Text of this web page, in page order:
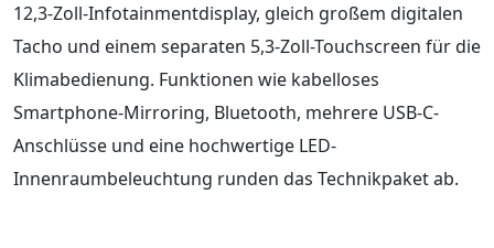
12,3-Zoll-Infotainmentdisplay, gleich großem digitalen
Tacho und einem separaten 5,3-Zoll-Touchscreen für die
Klimabedienung. Funktionen wie kabelloses
Smartphone-Mirroring, Bluetooth, mehrere USB-C-
Anschlüsse und eine hochwertige LED-
Innenraumbeleuchtung runden das Technikpaket ab.